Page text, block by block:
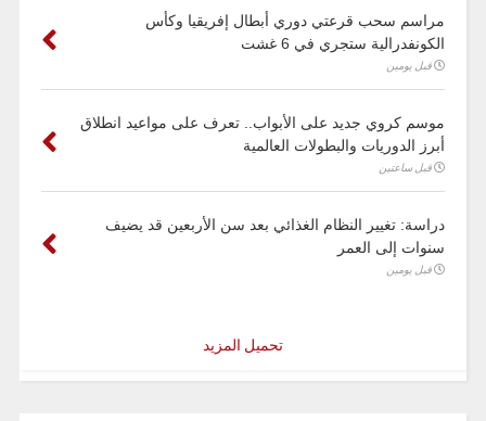
مراسم سحب قرعتي دوري أبطال إفريقيا وكأس
الكونفدرالية ستجري في 6 غشت
قبل يومين
موسم كروي جديد على الأبواب.. تعرف على مواعيد انطلاق
أبرز الدوريات والبطولات العالمية
قبل ساعتين
دراسة: تغيير النظام الغذائي بعد سن الأربعين قد يضيف
سنوات إلى العمر
قبل يومين
تحميل المزيد